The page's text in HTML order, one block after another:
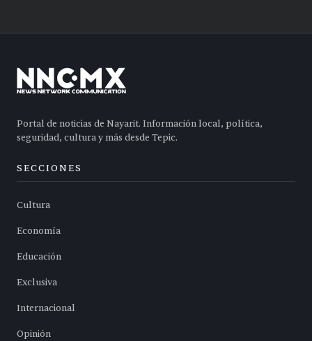
Portal de noticias de Nayarit. Información local, política,
seguridad, cultura y más desde Tepic.
SECCIONES
Cultura
Economía
Educación
Exclusiva
Internacional
Opinión